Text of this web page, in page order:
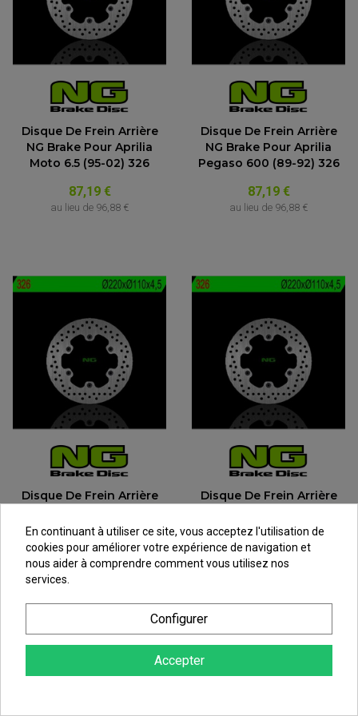
Disque De Frein Arrière
NG Brake Pour Aprilia
Moto 6.5 (95-02) 326
87,19 €
au lieu de 96,88 €
Disque De Frein Arrière
NG Brake Pour Aprilia
Pegaso 600 (89-92) 326
87,19 €
au lieu de 96,88 €
Disque De Frein Arrière
Pegaso 650 (91-00) 326
87,19 €
96,88 €
Disque De Frein Arrière
RS125 (92-97) 326
87,19 €
En continuant à utiliser ce site, vous acceptez l'utilisation de
cookies pour améliorer votre expérience de navigation et
nous aider à comprendre comment vous utilisez nos
services.
Configurer
Accepter